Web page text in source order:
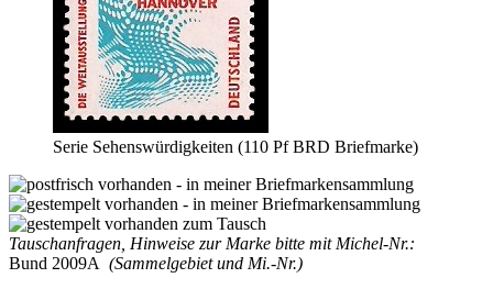
Serie Sehenswürdigkeiten (110 Pf BRD Briefmarke)
Tauschanfragen, Hinweise zur Marke bitte mit Michel-Nr.:
Bund 2009A (Sammelgebiet und Mi.-Nr.)